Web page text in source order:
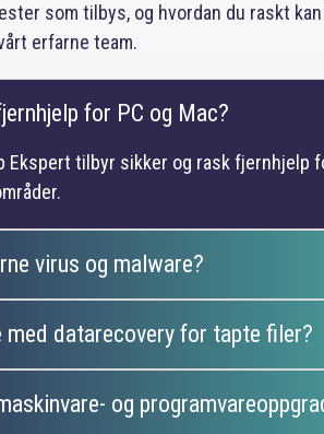
som tilbys, og hvordan du raskt
erfarne team.
for PC og Mac?
Ekspert tilbyr sikker og rask fjernhjelp
virus og malware?
med datarecovery for tapte filer?
og